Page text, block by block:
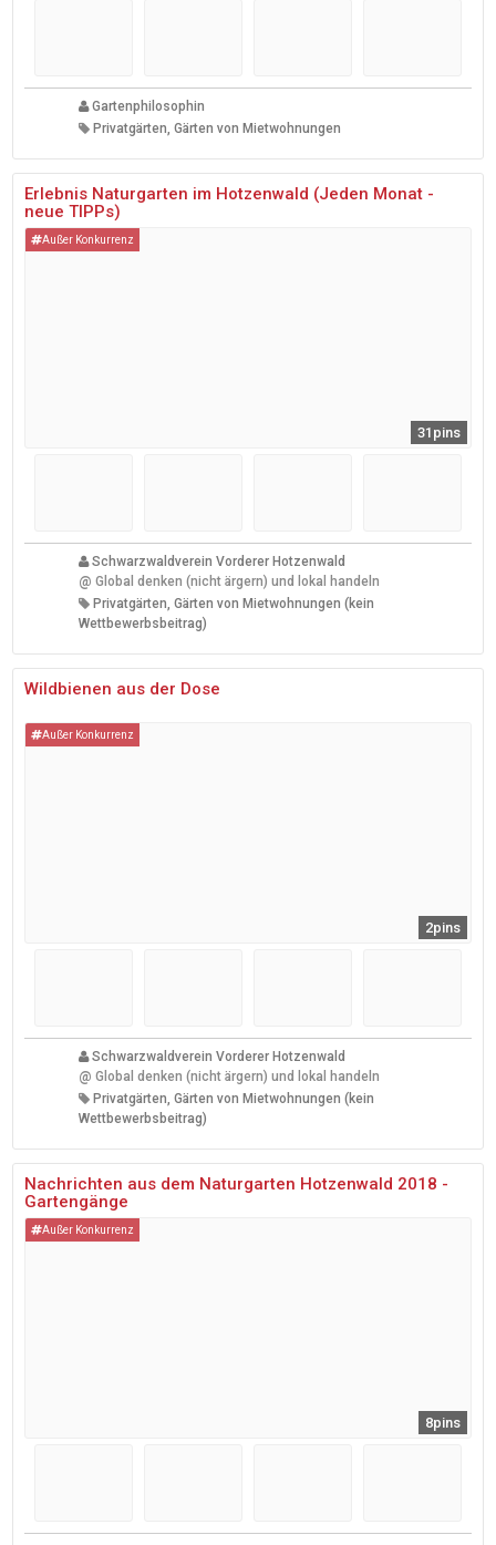
Gartenphilosophin
Privatgärten, Gärten von Mietwohnungen
Erlebnis Naturgarten im Hotzenwald (Jeden Monat -
neue TIPPs)
Außer Konkurrenz
31pins
Schwarzwaldverein Vorderer Hotzenwald
@ Global denken (nicht ärgern) und lokal handeln
Privatgärten, Gärten von Mietwohnungen (kein
Wettbewerbsbeitrag)
Wildbienen aus der Dose
Außer Konkurrenz
2pins
Schwarzwaldverein Vorderer Hotzenwald
@ Global denken (nicht ärgern) und lokal handeln
Privatgärten, Gärten von Mietwohnungen (kein
Wettbewerbsbeitrag)
Nachrichten aus dem Naturgarten Hotzenwald 2018 -
Gartengänge
Außer Konkurrenz
8pins